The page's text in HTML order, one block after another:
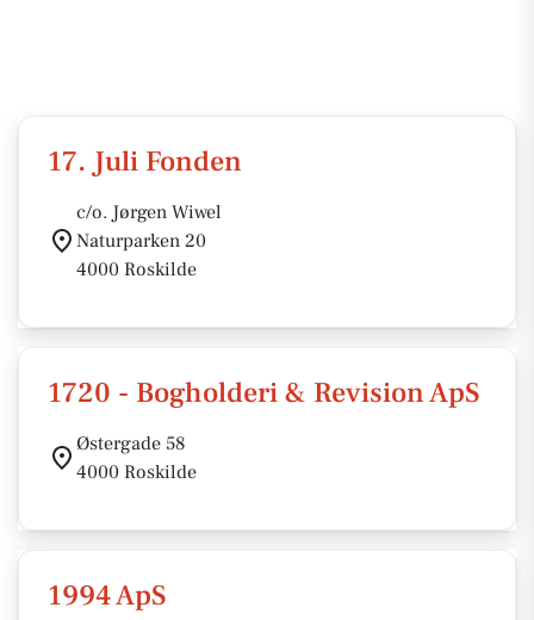
17. Juli Fonden
c/o. Jørgen Wiwel
Naturparken 20
4000 Roskilde
1720 - Bogholderi & Revision ApS
Østergade 58
4000 Roskilde
1994 ApS